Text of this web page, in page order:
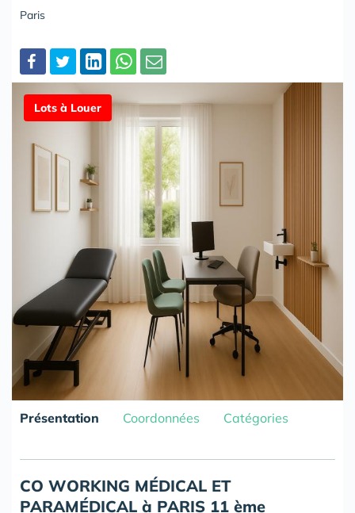
Paris
Partager
Lots à Louer
Présentation Coordonnées Catégories
CO WORKING MÉDICAL ET
PARAMÉDICAL à PARIS 11 ème